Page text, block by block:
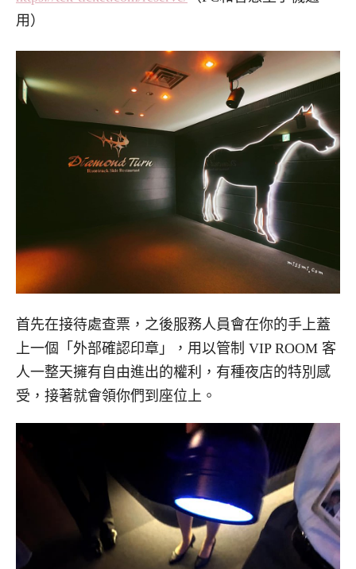
用）
首先在接待處查票，之後服務人員會在你的手上蓋
上一個「外部確認印章」，用以管制 VIP ROOM 客
人一整天擁有自由進出的權利，有種夜店的特別感
受，接著就會領你們到座位上。